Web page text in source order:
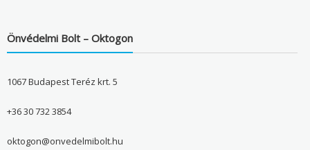
Önvédelmi Bolt – Oktogon
1067 Budapest Teréz krt. 5
+36 30 732 3854
oktogon@onvedelmibolt.hu